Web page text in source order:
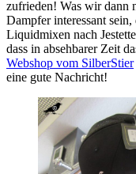
zufrieden! Was wir dann
Dampfer interessant
Liquidmixen nach
dass in absehbarer Zeit
Webshop vom SilberStier
eine gute Nachricht!